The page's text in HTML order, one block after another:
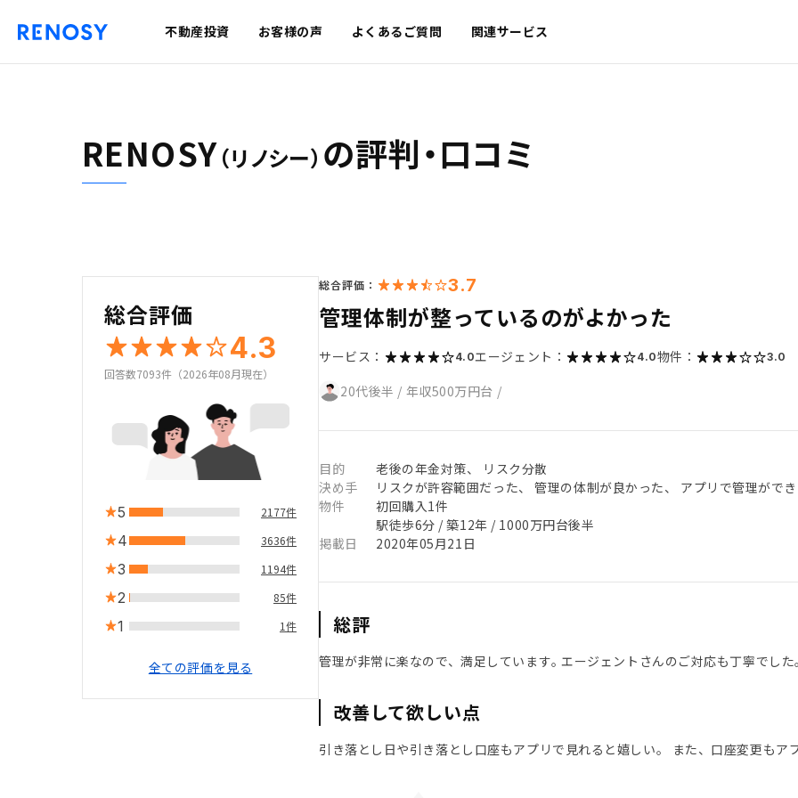
不動産投資 お客様の声 よくあるご質問 関連サービス
RENOSY（リノシー） の評判・口コミ
総合評価
4.3
回答数7093件（2026年08月現在）
5 2177件
4 3636件
3 1194件
2 85件
1 1件
全ての評価を見る
総合評価： 3.7
管理体制が整っているのがよかった
サービス： 4.0エージェント： 4.0物件： 3.0
20代後半 / 年収500万円台 /
目的
老後の年金対策、 リスク分散
決め手
リスクが許容範囲だった、 管理の体制が良かった、 アプリで管理ができ
物件
初回購入1件
駅徒歩6分 / 築12年 / 1000万円台後半
掲載日
2020年05月21日
総評
管理が非常に楽なので、満足しています｡ エージェントさんのご対応も丁寧でした。
改善して欲しい点
引き落とし日や引き落とし口座もアプリで見れると嬉しい。 また、口座変更もア